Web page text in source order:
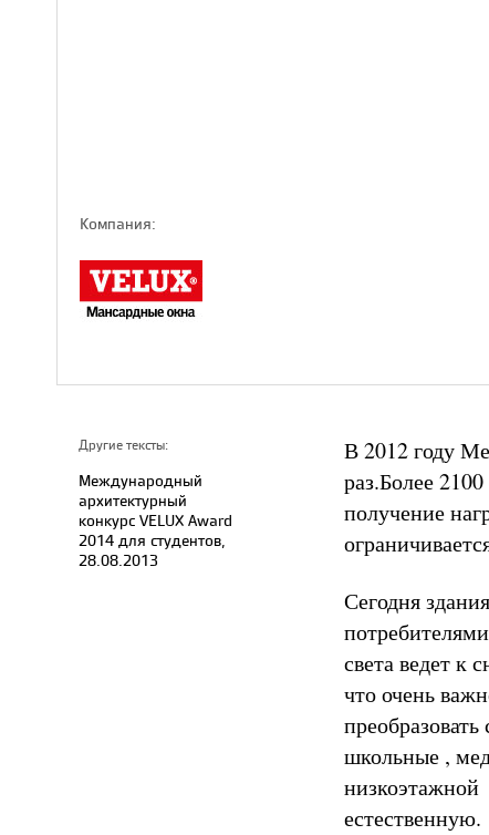
Компaния:
Другие тексты:
Международный
архитектурный
конкурс VELUX Award
2014 для студентов,
28.08.2013
В 2012 году
раз.Более
получение
Сегодня
света ведет к
что очень
школьные ,
естественную.